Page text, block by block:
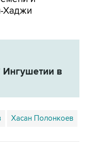
Хаджи
Ингушетии в
Хасан Полонкоев